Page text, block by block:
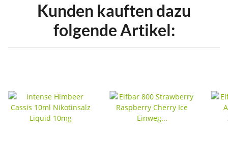
Kunden kauften dazu
folgende Artikel: